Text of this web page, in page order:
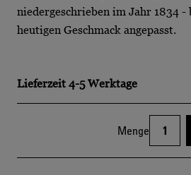
niedergeschrieben im Jahr 1834 -
heutigen Geschmack angepasst.
Lieferzeit 4-5 Werktage
Menge